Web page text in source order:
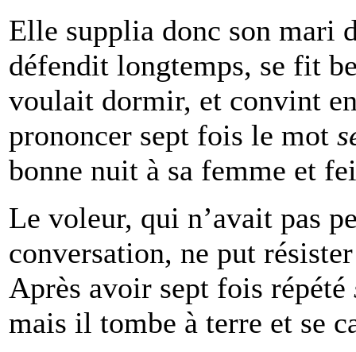
Elle supplia donc son mari
défendit longtemps, se fit
voulait dormir, et convint
prononcer sept fois le mot
bonne nuit à sa femme et
Le voleur, qui n’avait pas
conversation, ne put
Après avoir sept fois répété
mais il tombe à terre et se